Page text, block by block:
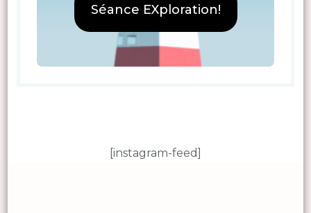
Séance EXploration!
[instagram-feed]